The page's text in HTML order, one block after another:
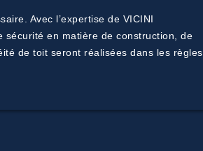
Avec l’expertise de VICINI
sécurité en matière de construction, de
de toit seront réalisées dans les règles